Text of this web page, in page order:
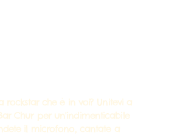
rockstar che è in voi? Unitevi a
Chur per un'indimenticabile
il microfono, cantate a